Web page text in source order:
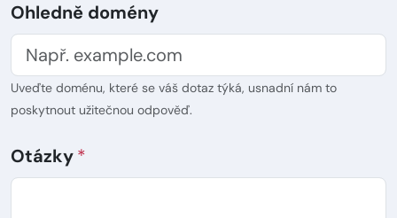
Ohledně domény
Uveďte doménu, které se váš dotaz týká, usnadní nám to
poskytnout užitečnou odpověď.
Otázky